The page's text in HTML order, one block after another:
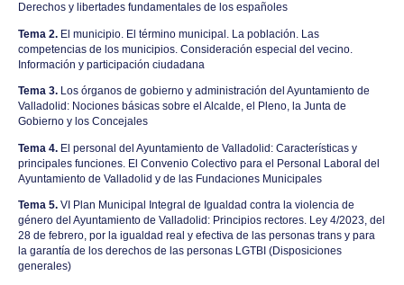
Derechos y libertades fundamentales de los españoles
Tema 2. El municipio. El término municipal. La población. Las
competencias de los municipios. Consideración especial del vecino.
Información y participación ciudadana
Tema 3. Los órganos de gobierno y administración del Ayuntamiento de
Valladolid: Nociones básicas sobre el Alcalde, el Pleno, la Junta de
Gobierno y los Concejales
Tema 4. El personal del Ayuntamiento de Valladolid: Características y
principales funciones. El Convenio Colectivo para el Personal Laboral del
Ayuntamiento de Valladolid y de las Fundaciones Municipales
Tema 5. VI Plan Municipal Integral de Igualdad contra la violencia de
género del Ayuntamiento de Valladolid: Principios rectores. Ley 4/2023, del
28 de febrero, por la igualdad real y efectiva de las personas trans y para
la garantía de los derechos de las personas LGTBI (Disposiciones
generales)